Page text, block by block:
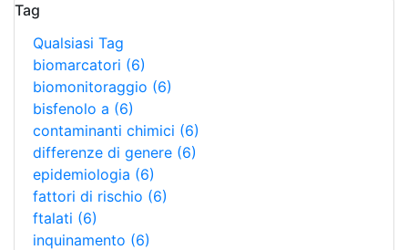
Tag
Qualsiasi Tag
biomarcatori (6)
biomonitoraggio (6)
bisfenolo a (6)
contaminanti chimici (6)
differenze di genere (6)
epidemiologia (6)
fattori di rischio (6)
ftalati (6)
inquinamento (6)